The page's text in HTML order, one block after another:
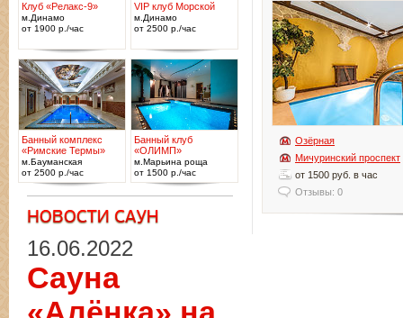
Озёрная
Мичуринский проспект
от 1500 руб. в час
Отзывы: 0
Клуб «Релакс-9»
м.Динамо
от 1900 р./час
VIP клуб Морской
м.Динамо
от 2500 р./час
Банный комплекс
«Римские Термы»
м.Бауманская
от 2500 р./час
Банный клуб
«ОЛИМП»
м.Марьина роща
от 1500 р./час
16.06.2022
Сауна